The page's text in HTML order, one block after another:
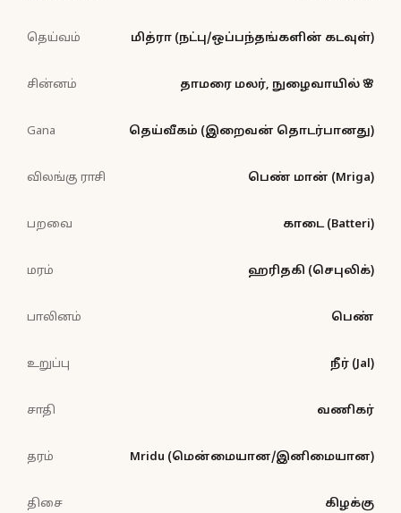
தெய்வம் மித்ரா (நட்பு/ஒப்பந்தங்களின் கடவுள்)
சின்னம் தாமரை மலர், நுழைவாயில் 🌸
Gana தெய்வீகம் (இறைவன் தொடர்பானது)
விலங்கு ராசி பெண் மான் (Mriga)
பறவை காடை (Batteri)
மரம் ஹரிதகி (செபுலிக்)
பாலினம் பெண்
உறுப்பு நீர் (Jal)
சாதி வணிகர்
தரம் Mridu (மென்மையான/இனிமையான)
திசை கிழக்கு